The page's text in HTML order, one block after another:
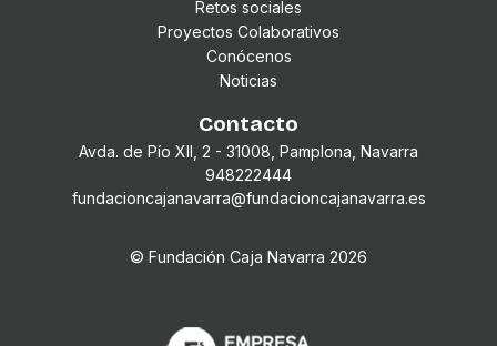
Retos sociales
Proyectos Colaborativos
Conócenos
Noticias
Contacto
Avda. de Pío XII, 2 - 31008, Pamplona, Navarra
948222444
fundacioncajanavarra@fundacioncajanavarra.es
© Fundación Caja Navarra 2026